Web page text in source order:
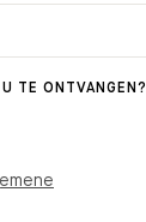
TE ONTVANGEN?